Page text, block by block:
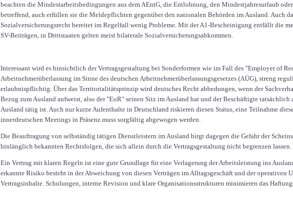
beachten die Mindestarbeitsbedingungen aus dem AEntG, die Entlohnung, den Mindestjahresurlaub
betreffend, auch erfüllen sie die Meldepflichten gegenüber den nationalen Behörden im Ausland. Auch
Sozialversicherungsrecht bereitet im Regelfall wenig Probleme. Mit der A1-Bescheinigung entfällt die
SV-Beiträgen, in Drittstaaten gelten meist bilaterale Sozialversicherungsabkommen.
Interessant wird es hinsichtlich der Vertragsgestaltung bei Sonderformen wie im Fall des "Employer of
Arbeitnehmerüberlassung im Sinne des deutschen Arbeitnehmerüberlassungsgesetzes (AÜG), streng
erlaubnispflichtig. Über das Territorialitätsprinzip wird deutsches Recht abbedungen, wenn der
Bezug zum Ausland aufweist, also der "EoR" seinen Sitz im Ausland hat und der Beschäftigte
Ausland tätig ist. Auch nur kurze Aufenthalte in Deutschland riskieren diesen Status, eine Teilnahme
innerdeutschen Meetings in Präsenz muss sorgfältig abgewogen werden.
Die Beauftragung von selbständig tätigen Dienstleistern im Ausland birgt dagegen die Gefahr der
hinlänglich bekannten Rechtsfolgen, die sich allein durch die Vertragsgestaltung nicht begrenzen lassen.
Ein Vertrag mit klaren Regeln ist eine gute Grundlage für eine Verlagerung der Arbeitsleistung ins
erkannte Risiko besteht in der Abweichung von diesen Verträgen im Alltagsgeschäft und der operativen
Vertragsinhalte. Schulungen, interne Revision und klare Organisationsstrukturen minimieren das